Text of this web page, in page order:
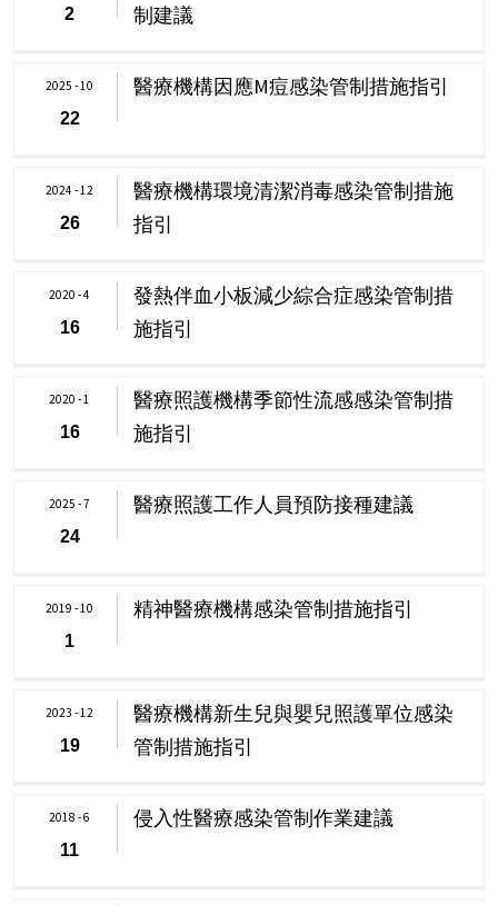
制建議
2
醫療機構因應M痘感染管制措施指引
2025 - 10
22
醫療機構環境清潔消毒感染管制措施
指引
2024 - 12
26
發熱伴血小板減少綜合症感染管制措
施指引
2020 - 4
16
醫療照護機構季節性流感感染管制措
施指引
2020 - 1
16
醫療照護工作人員預防接種建議
2025 - 7
24
精神醫療機構感染管制措施指引
2019 - 10
1
醫療機構新生兒與嬰兒照護單位感染
管制措施指引
2023 - 12
19
侵入性醫療感染管制作業建議
2018 - 6
11